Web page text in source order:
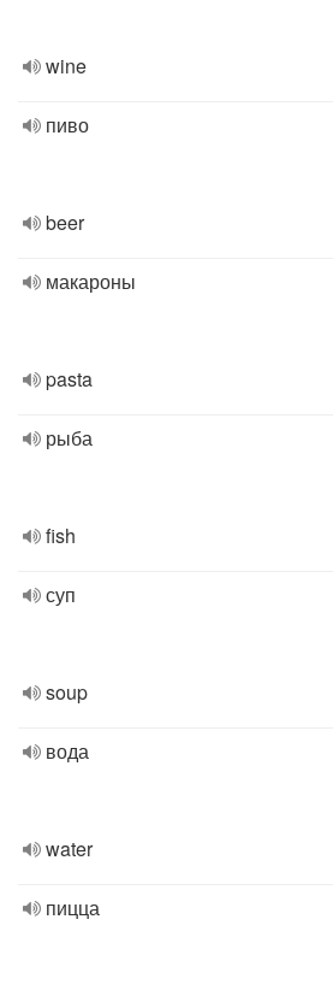
wine
пиво
beer
макароны
pasta
рыба
fish
суп
soup
вода
water
пицца